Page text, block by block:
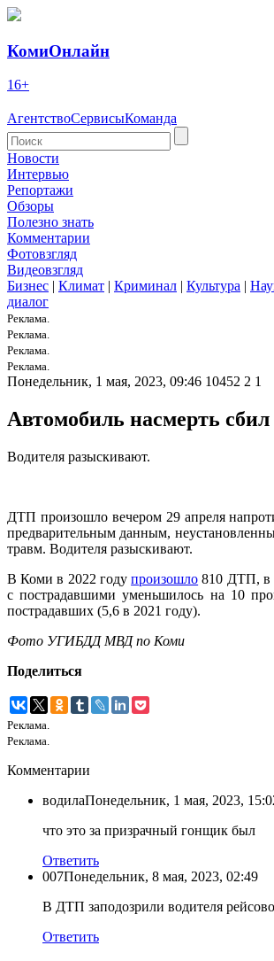
КомиОнлайн
16+
АгентствоСервисыКоманда
Новости
Интервью
Репортажи
Обзоры
Полезно знать
Комментарии
Фотовзгляд
Видеовзгляд
Бизнес | Климат | Криминал | Культура |
диалог
Реклама.
Реклама.
Реклама.
Реклама.
Понедельник, 1 мая, 2023, 09:46 10452 2 1
Автомобиль насмерть сбил
Водителя разыскивают.
ДТП произошло вечером 29 апреля
предварительным данным,
травм. Водителя разыскивают.
В Коми в 2022 годупроизошло 810 ДТП, в
с пострадавшими уменьшилось на 10
пострадавших (5,6 в 2021 году).
Фото УГИБДД МВД по Коми
Поделиться
Реклама.
Реклама.
Комментарии
водилаПонедельник, 1 мая, 2023,
что это за призрачный гонщик был
Ответить
007Понедельник, 8 мая, 2023, 02:49
В ДТП заподозрили водителя
Ответить